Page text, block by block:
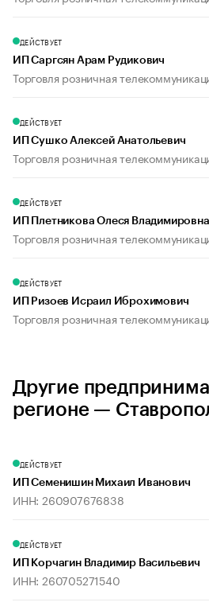
ДЕЙСТВУЕТ
ИП Саргсян Арам Рудикович
Торговля розничная
ДЕЙСТВУЕТ
ИП Сушко Алексей Анатольевич
Торговля розничная
ДЕЙСТВУЕТ
ИП Плетникова Олеся Владимировна
Торговля розничная
ДЕЙСТВУЕТ
ИП Ризоев Исраил Иброхимович
Торговля розничная
Другие
регионе —
ДЕЙСТВУЕТ
ИП Семенишин Михаил Иванович
ИНН: 260907676838
ДЕЙСТВУЕТ
ИП Корчагин Владимир Васильевич
ИНН: 260705271540